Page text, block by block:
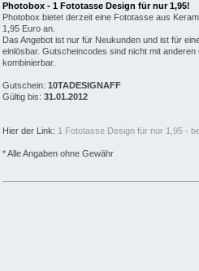
Photobox - 1 Fototasse Design für nur 1,95!
Photobox bietet derzeit eine Fototasse aus
1,95 Euro an.
Das Angebot ist nur für Neukunden und ist für
einlösbar. Gutscheincodes sind nicht mit
kombinierbar.
Gutschein: 10TADESIGNAFF
Gültig bis: 31.01.2012
Hier der Link: 1 Fototasse Design für nur 1,95 -
* Alle Angaben ohne Gewähr